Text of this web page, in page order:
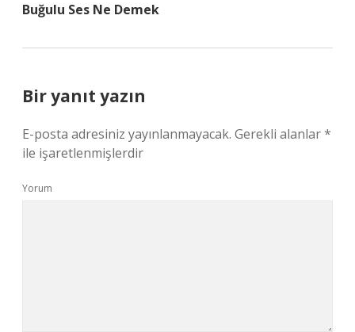
Buğulu Ses Ne Demek
Bir yanıt yazın
E-posta adresiniz yayınlanmayacak. Gerekli alanlar*
ile işaretlenmişlerdir
Yorum